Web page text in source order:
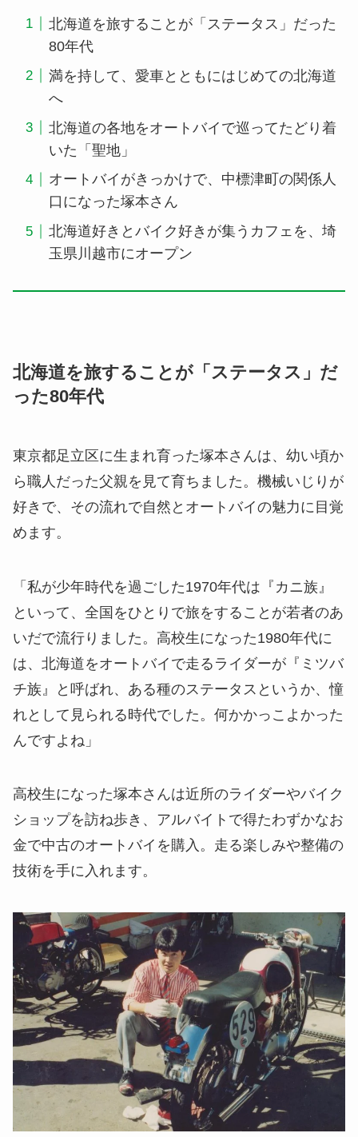
北海道を旅することが「ステータス」だった
80年代
満を持して、愛車とともにはじめての北海道
へ
北海道の各地をオートバイで巡ってたどり着
いた「聖地」
オートバイがきっかけで、中標津町の関係人
口になった塚本さん
北海道好きとバイク好きが集うカフェを、埼
玉県川越市にオープン
北海道を旅することが「ステータス」だ
った80年代
東京都足立区に生まれ育った塚本さんは、幼い頃か
ら職人だった父親を見て育ちました。機械いじりが
好きで、その流れで自然とオートバイの魅力に目覚
めます。
「私が少年時代を過ごした1970年代は『カニ族』
といって、全国をひとりで旅をすることが若者のあ
いだで流行りました。高校生になった1980年代に
は、北海道をオートバイで走るライダーが『ミツバ
チ族』と呼ばれ、ある種のステータスというか、憧
れとして見られる時代でした。何かかっこよかった
んですよね」
高校生になった塚本さんは近所のライダーやバイク
ショップを訪ね歩き、アルバイトで得たわずかなお
金で中古のオートバイを購入。走る楽しみや整備の
技術を手に入れます。